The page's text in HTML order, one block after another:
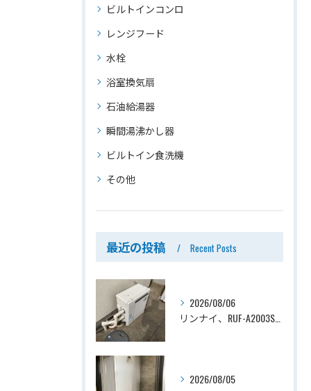
ビルトインコンロ
レンジフード
水栓
浴室換気扇
石油給湯器
瞬間湯沸かし器
ビルトイン食洗機
その他
最近の投稿 Recent Posts
2026/08/06
2026/08/05